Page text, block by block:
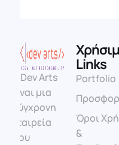
Η Dev Arts
είναι μια
σύγχρονη
εταιρεία
που
Links
Portfolio
Όροι
&